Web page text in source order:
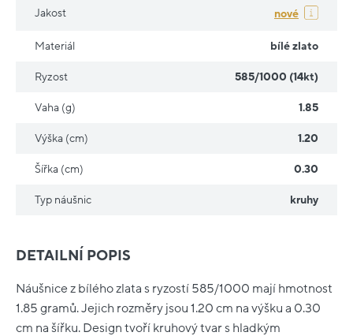
DETAILNÍ POPIS
Náušnice z bílého zlata s ryzostí 585/1000 mají hmotnost
1.85 gramů. Jejich rozměry jsou 1.20 cm na výšku a 0.30
cm na šířku. Design tvoří kruhový tvar s hladkým
Jakost nové
Materiál bílé zlato
Ryzost 585/1000 (14kt)
Vaha (g) 1.85
Výška (cm) 1.20
Šířka (cm) 0.30
Typ náušnic kruhy